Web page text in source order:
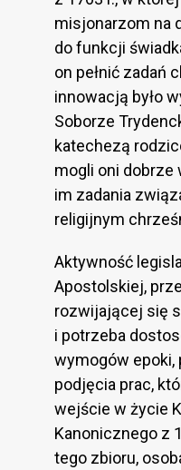
misjonarzom na
do funkcji
on pełnić zadań
innowacją było
Soborze
katechezą
mogli oni dobrze
im zadania
religijnym
Aktywność
Apostolskiej,
rozwijającej się
i potrzeba
wymogów epoki,
podjęcia prac,
wejście w życie
Kanonicznego z
tego zbioru,